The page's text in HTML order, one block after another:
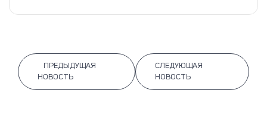
ПРЕДЫДУЩАЯ
НОВОСТЬ
СЛЕДУЮЩАЯ
НОВОСТЬ